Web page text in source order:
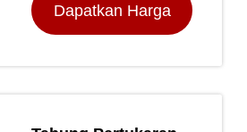
Dapatkan Harga